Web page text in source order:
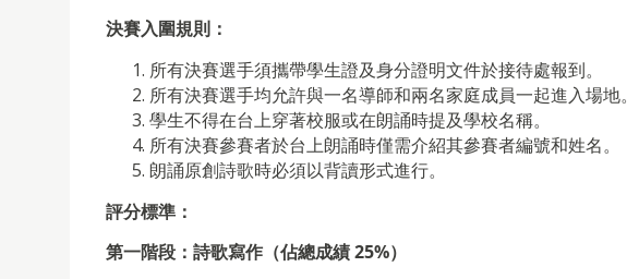
決賽入圍規則：
所有決賽選手須攜帶學生證及身分證明文件於接待處報到。
所有決賽選手均允許與一名導師和兩名家庭成員一起進入場地。
學生不得在台上穿著校服或在朗誦時提及學校名稱。
所有決賽參賽者於台上朗誦時僅需介紹其參賽者編號和姓名。
朗誦原創詩歌時必須以背讀形式進行。
評分標準：
第一階段：詩歌寫作（佔總成績25%）